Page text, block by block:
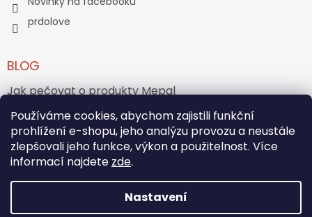
Používáme cookies, abychom zajistili funkční
prohlížení e-shopu, jeho analýzu provozu a neustále
zlepšovali jeho funkce, výkon a použitelnost. Více
informací najdete zde.
Nastavení
prdolove
BLOG
Jak pečovat o produkty Mepal
Jak vznikl medvídek Teddy Bear?
ARCHIV
Vytvořil Shoptet